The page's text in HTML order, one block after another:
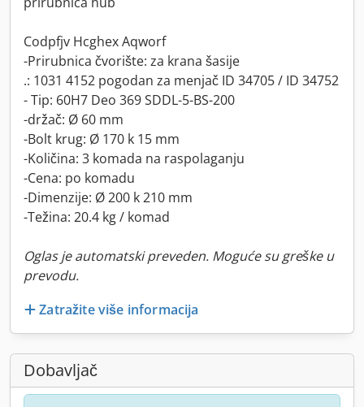
Codpfjv Hcghex Aqworf
-Prirubnica čvorište: za krana šasije
.: 1031 4152 pogodan za menjač ID 34705 / ID 34752
- Tip: 60H7 Deo 369 SDDL-5-BS-200
-držač: Ø 60 mm
-Bolt krug: Ø 170 k 15 mm
-Količina: 3 komada na raspolaganju
-Cena: po komadu
-Dimenzije: Ø 200 k 210 mm
-Težina: 20.4 kg / komad
Oglas je automatski preveden. Moguće su greške u
prevodu.
Zatražite više informacija
Dobavljač